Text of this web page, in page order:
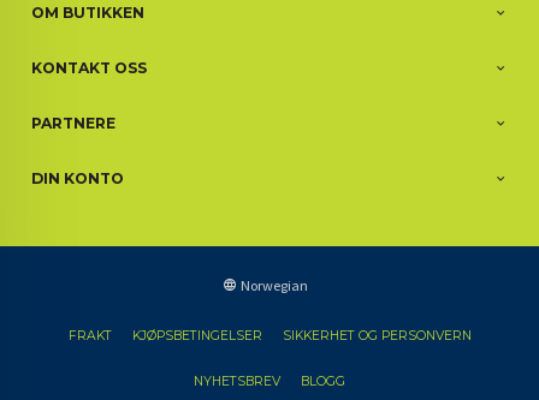
OM BUTIKKEN
KONTAKT OSS
PARTNERE
DIN KONTO
Norwegian
FRAKT KJØPSBETINGELSER SIKKERHET OG PERSONVERN
NYHETSBREV BLOGG